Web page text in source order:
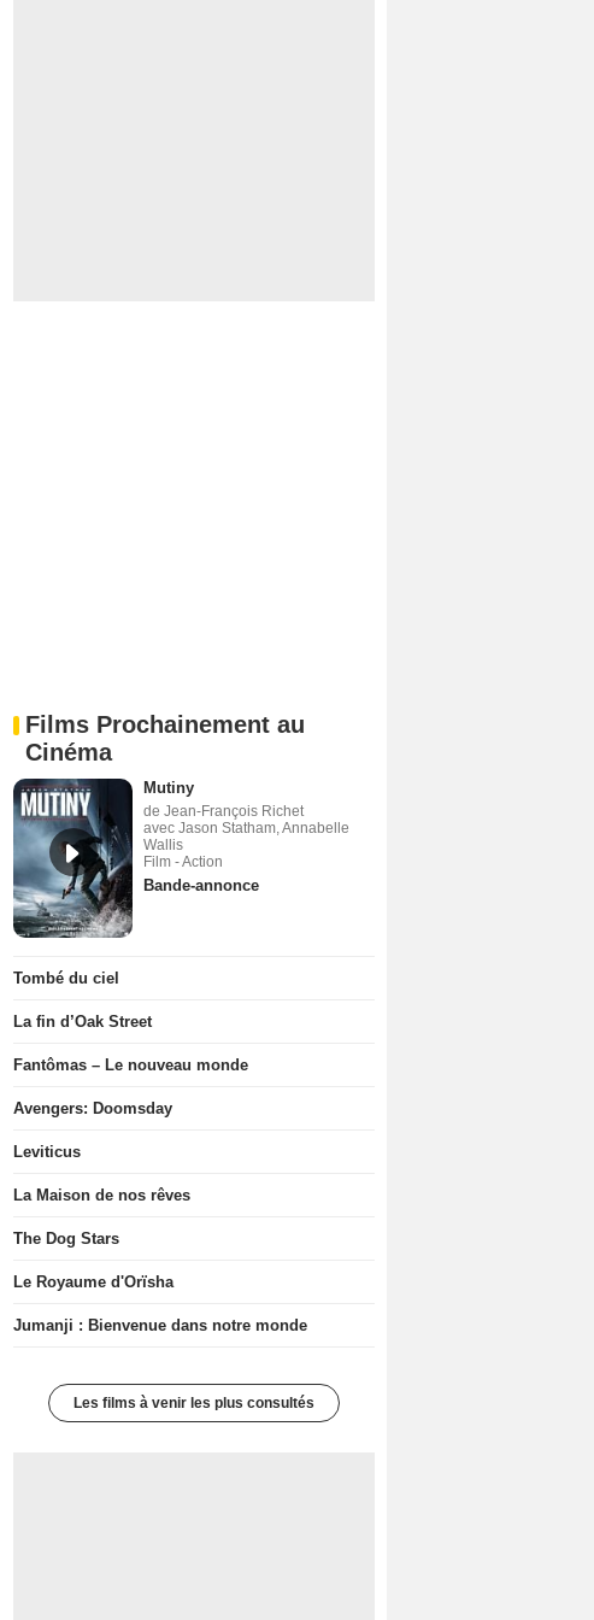
Films Prochainement au
Cinéma
Mutiny
de Jean-François Richet
avec Jason Statham, Annabelle
Wallis
Film - Action
Bande-annonce
Tombé du ciel
La fin d’Oak Street
Fantômas – Le nouveau monde
Avengers: Doomsday
Leviticus
La Maison de nos rêves
The Dog Stars
Le Royaume d'Orïsha
Jumanji : Bienvenue dans notre monde
Les films à venir les plus consultés